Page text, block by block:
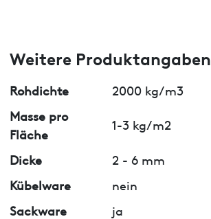
Weitere Produktangaben
Rohdichte
2000 kg/m3
Masse pro
Fläche
1-3 kg/m2
Dicke
2 - 6 mm
Kübelware
nein
Sackware
ja